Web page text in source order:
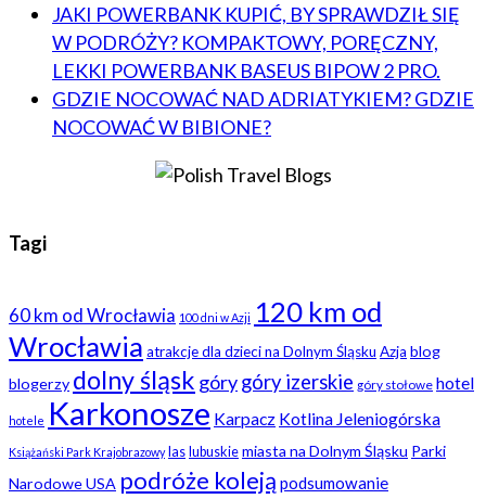
JAKI POWERBANK KUPIĆ, BY SPRAWDZIŁ SIĘ
W PODRÓŻY? KOMPAKTOWY, PORĘCZNY,
LEKKI POWERBANK BASEUS BIPOW 2 PRO.
GDZIE NOCOWAĆ NAD ADRIATYKIEM? GDZIE
NOCOWAĆ W BIBIONE?
Tagi
60 km od Wrocławia 100 dni w Azji 120 km od
Wrocławia atrakcje dla dzieci na Dolnym Śląsku Azja blog
blogerzy dolny śląsk górygóry izerskie góry stołowe hotel
hotele Karkonosze Karpacz Kotlina Jeleniogórska
Książański Park Krajobrazowy las lubuskie miasta na Dolnym Śląsku Parki
Narodowe USA podróże koleją podsumowanie